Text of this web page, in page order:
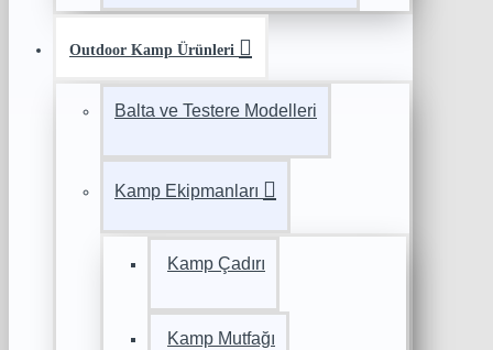
Outdoor Kamp Ürünleri
Balta ve Testere Modelleri
Kamp Ekipmanları
Kamp Çadırı
Kamp Mutfağı